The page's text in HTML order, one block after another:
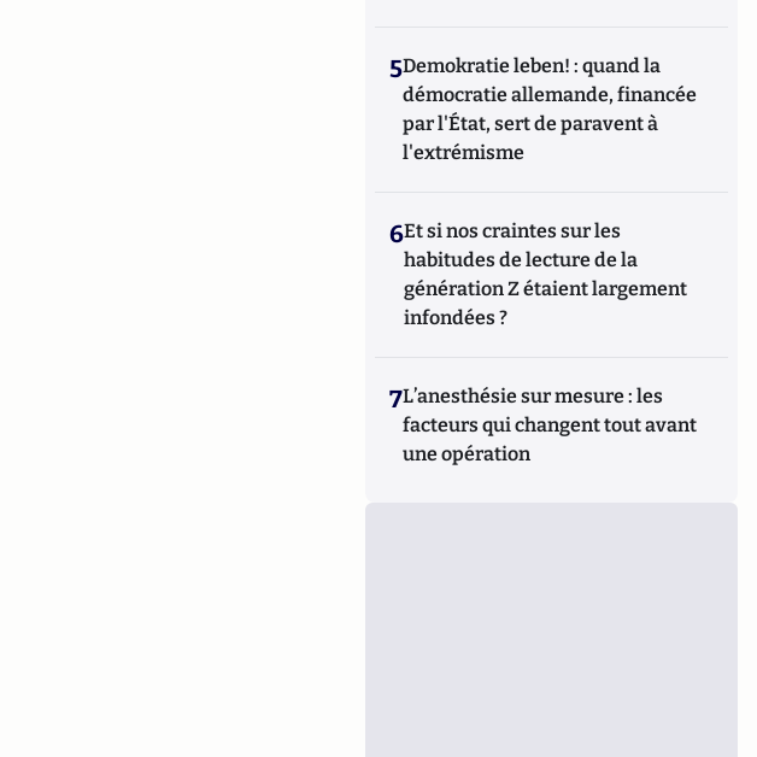
5Demokratie leben! : quand la
démocratie allemande, financée
par l'État, sert de paravent à
l'extrémisme
6Et si nos craintes sur les
habitudes de lecture de la
génération Z étaient largement
infondées ?
7L’anesthésie sur mesure : les
facteurs qui changent tout avant
une opération